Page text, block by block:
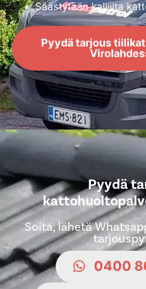
Säästytään kalliilta
Pyydä tarjous
Pyydä
Soita, lähetä
0400